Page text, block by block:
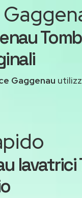
Gaggenau
lavatrici